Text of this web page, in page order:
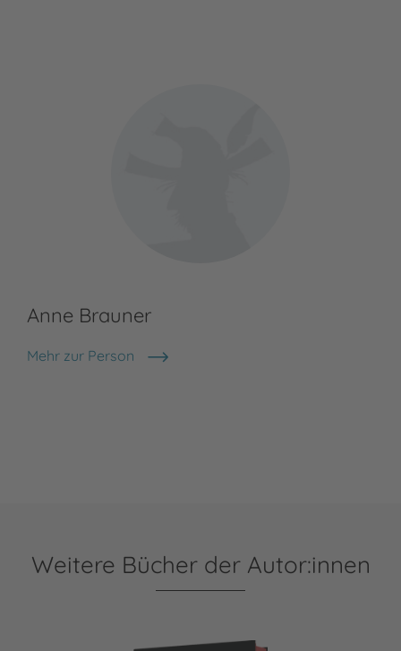
Anne Brauner
Mehr zur Person
Anne Brauner
Weitere Bücher der Autor:innen